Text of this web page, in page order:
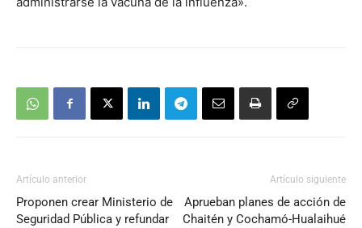
Artículo anterior
Proponen crear Ministerio de
Seguridad Pública y refundar
Artículo siguiente
Aprueban planes de acción de
Chaitén y Cochamó-Hualaihué